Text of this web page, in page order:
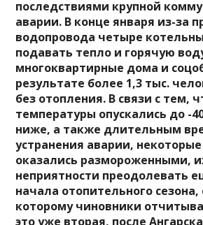
последствиями крупной
аварии. В конце января из-за
водопровода четыре
подавать тепло и горячую
многоквартирные дома и
результате более 1,3 тыс.
без отопления. В связи с тем,
температуры опускались до -
ниже, а также длительным
устранения аварии,
оказались размороженными,
неприятности преодолевать
начала отопительного сезона,
которому чиновники
это уже вторая, после